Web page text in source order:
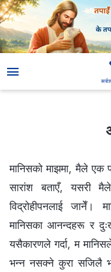
मानिसको माझमा, मैले एक
सारांश बताएँ, यसरी
विद्रोहीपनलाई जानेँ।
मानिसका आनन्दहरू र
यसैकारणले गर्दा, म
भन्न नसक्‍ने कुरा सजिलै